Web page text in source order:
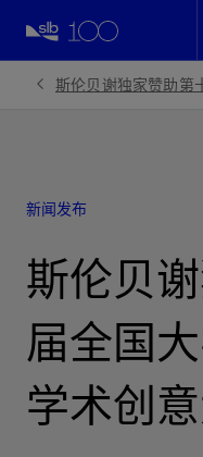
斯伦贝谢独家赞助第
新闻发布
斯伦贝
届全国
学术创
Facebook